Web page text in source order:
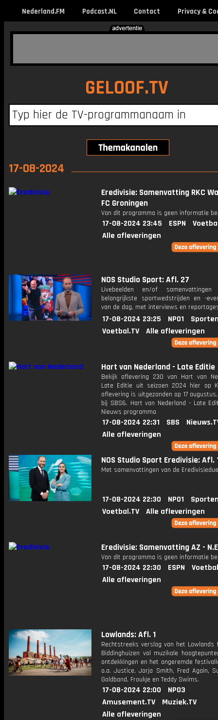
Nederland.FM Podcast.NL Contact Privacy &
GELOOF.TV
17-08-2024
Eredivisie: Samenvatting RKC
FC Groningen
Van dit programma is geen informatie
17-08-2024 23:45 ESPN
Alle afleveringen
NOS Studio Sport: Afl. 27
Livebeelden en/of
belangrijkste sportwedstrijden en -
van de dag, met interviews en
17-08-2024 23:25 NPO1
Voetbal.TV
Alle afleveringen
Hart van Nederland - Late Editie
Bekijk aflevering 230 van Hart van
Late Editie uit seizoen 2024 hier op
aflevering is uitgezonden op 17
bij SBS6. Hart van Nederland - Late
Nieuws programma
17-08-2024 22:31 SBS
Alle afleveringen
NOS Studio Sport Eredivisie: Afl.
Met samenvattingen van de
17-08-2024 22:30 NPO1
Voetbal.TV
Alle afleveringen
Eredivisie: Samenvatting AZ -
Van dit programma is geen informatie
17-08-2024 22:30 ESPN
Alle afleveringen
Lowlands: Afl. 1
Rechtstreeks verslag van het Lowlands
Biddinghuizen vol muzikale
ontdekkingen en het ongeremde
o.a. Justice, Jorja Smith, Fred Again,
Goldband, Froukje en Teddy Swims.
17-08-2024 22:00
NPO3
Amusement.TV
Muziek.TV
Alle afleveringen